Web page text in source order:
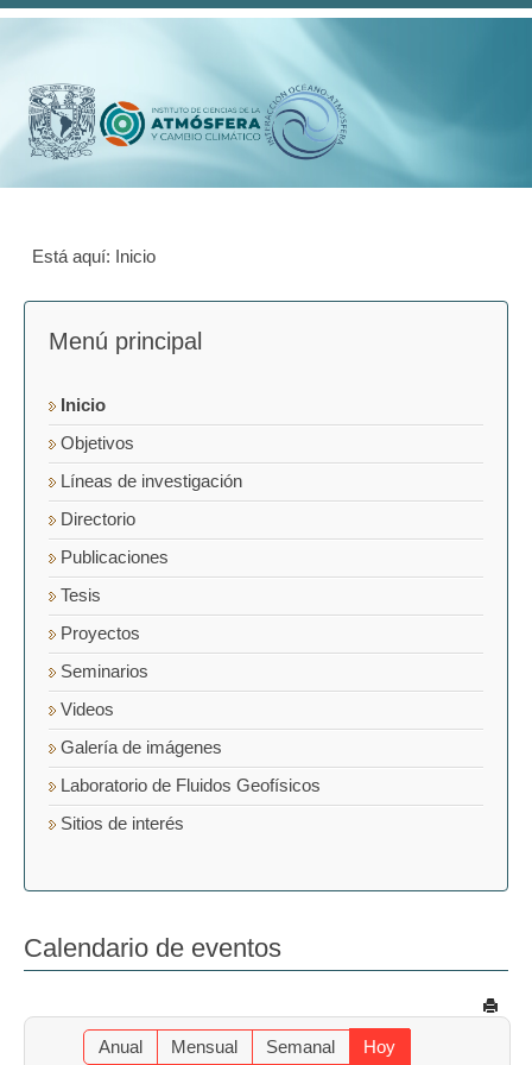
Está aquí: Inicio
Menú principal
Inicio
Objetivos
Líneas de investigación
Directorio
Publicaciones
Tesis
Proyectos
Seminarios
Videos
Galería de imágenes
Laboratorio de Fluidos Geofísicos
Sitios de interés
Calendario de eventos
Anual Mensual Semanal Hoy